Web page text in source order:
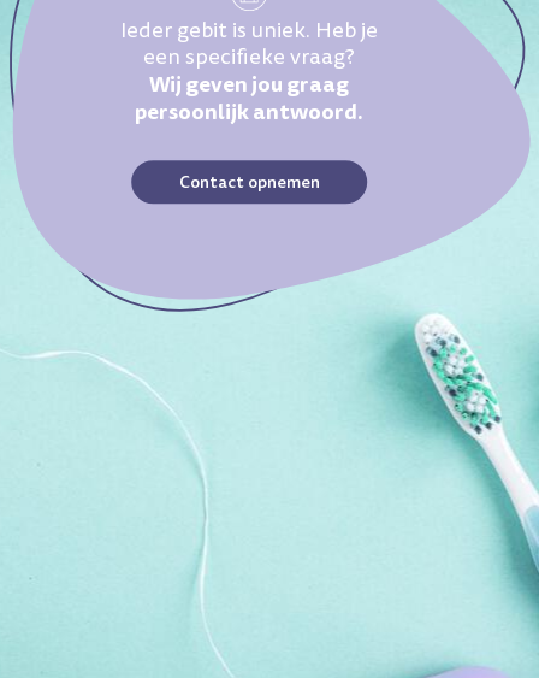
Ieder gebit is uniek. Heb je
een specifieke vraag?
Wij geven jou graag
persoonlijk antwoord.
Contact opnemen